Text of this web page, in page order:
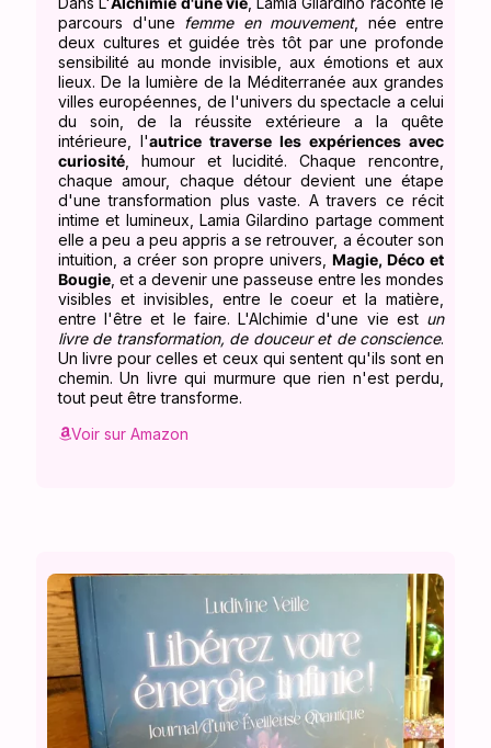
parcours d'une
femme en mouvement, née entre
deux cultures et guidée très tôt par une profonde
sensibilité au monde invisible, aux émotions et aux
lieux. De la lumière de la Méditerranée aux grandes
villes européennes, de l'univers du spectacle a celui
du soin, de la réussite extérieure a la quête
intérieure, l'autrice traverse les expériences avec
curiosité , humour et lucidité. Chaque rencontre,
chaque amour, chaque détour devient une étape
d'une transformation plus vaste. A travers ce récit
intime et lumineux, Lamia Gilardino partage comment
elle a peu a peu appris a se retrouver, a écouter son
intuition, a créer son propre univers, Magie, Déco et
Bougie , et a devenir une passeuse entre les mondes
visibles et invisibles, entre le coeur et la matière,
entre l'être et le faire. L'Alchimie d'une vie est un
livre de transformation, de douceur et de conscience.
Un livre pour celles et ceux qui sentent qu'ils sont en
chemin. Un livre qui murmure que rien n'est perdu,
tout peut être transforme.
Voir sur Amazon